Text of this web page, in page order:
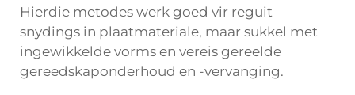
Hierdie metodes werk goed vir reguit
snydings in plaatmateriale, maar sukkel met
ingewikkelde vorms en vereis gereelde
gereedskaponderhoud en -vervanging.